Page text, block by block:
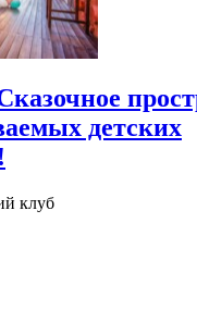
детских
клуб